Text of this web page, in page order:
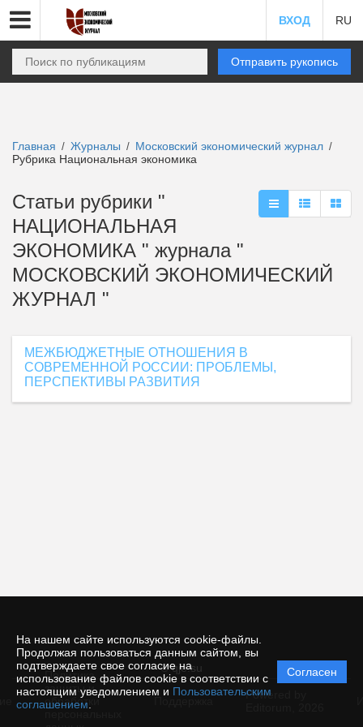
На нашем сайте используются cookie-файлы.
Продолжая пользоваться данным сайтом, вы
подтверждаете свое согласие на
использование файлов cookie в соответствии с
настоящим уведомлением и Пользовательским
соглашением
Согласен
ВХОД RU
Отправить рукопись
Главная / Журналы / Московский экономический журнал /
Рубрика Национальная экономика
Статьи рубрики "
НАЦИОНАЛЬНАЯ
ЭКОНОМИКА " журнала "
МОСКОВСКИЙ ЭКОНОМИЧЕСКИЙ
ЖУРНАЛ "
МЕЖБЮДЖЕТНЫЕ ОТНОШЕНИЯ В
СОВРЕМЕННОЙ РОССИИ: ПРОБЛЕМЫ,
ПЕРСПЕКТИВЫ РАЗВИТИЯ
© qje.su
Политика
защиты и
обработки
Powered by